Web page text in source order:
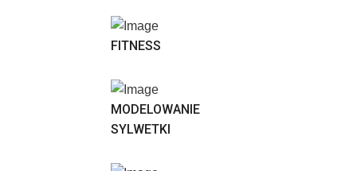
FITNESS
MODELOWANIE
SYLWETKI